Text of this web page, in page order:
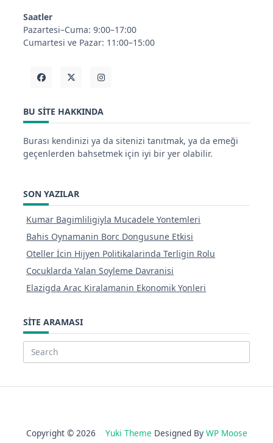
Saatler
Pazartesi–Cuma: 9:00–17:00
Cumartesi ve Pazar: 11:00–15:00
BU SITE HAKKINDA
Burası kendinizi ya da sitenizi tanıtmak, ya da emeği
geçenlerden bahsetmek için iyi bir yer olabilir.
SON YAZILAR
Kumar Bagimliligiyla Mucadele Yontemleri
Bahis Oynamanin Borc Dongusune Etkisi
Oteller İcin Hijyen Politikalarinda Terligin Rolu
Cocuklarda Yalan Soyleme Davranisi
Elazigda Arac Kiralamanin Ekonomik Yonleri
SITE ARAMASI
Search
Copyright © 2026 Yuki Theme Designed By WP Moose